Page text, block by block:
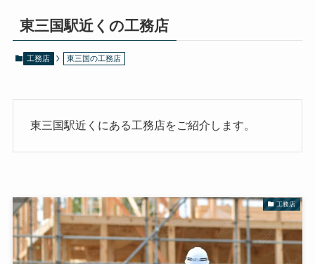
東三国駅近くの工務店
工務店 東三国の工務店
東三国駅近くにある工務店をご紹介します。
工務店